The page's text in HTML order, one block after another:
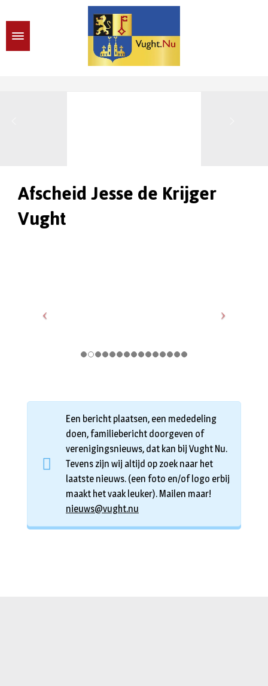
Afscheid Jesse de Krijger
Vught
Een bericht plaatsen, een mededeling
doen, familiebericht doorgeven of
verenigingsnieuws, dat kan bij Vught Nu.
Tevens zijn wij altijd op zoek naar het
laatste nieuws. (een foto en/of logo erbij
maakt het vaak leuker). Mailen maar!
nieuws@vught.nu